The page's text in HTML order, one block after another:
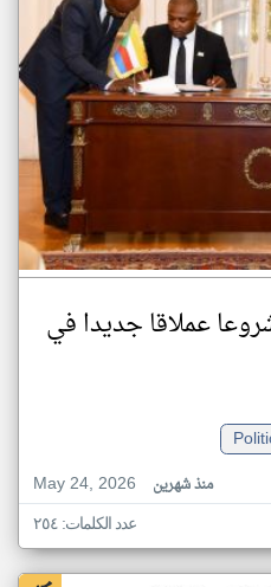
عملاقا جديدا في
May 24, 2026
منذ شهرين
عدد الكلمات: ٢٥٤